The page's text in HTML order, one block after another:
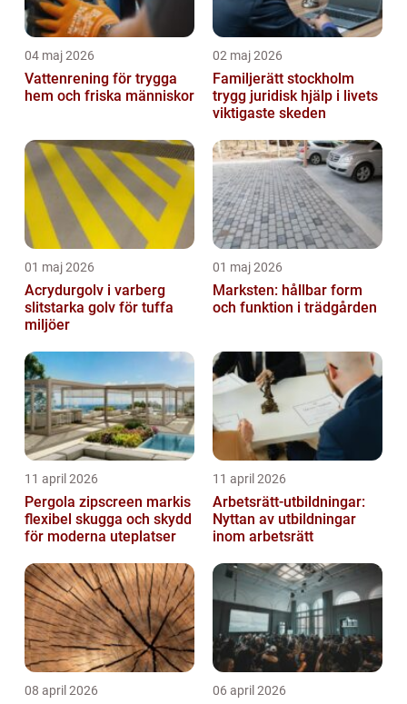
04 maj 2026
Vattenrening för trygga
hem och friska människor
02 maj 2026
Familjerätt stockholm
trygg juridisk hjälp i livets
viktigaste skeden
01 maj 2026
Acrydurgolv i varberg
slitstarka golv för tuffa
miljöer
01 maj 2026
Marksten: hållbar form
och funktion i trädgården
11 april 2026
Pergola zipscreen markis
flexibel skugga och skydd
för moderna uteplatser
11 april 2026
Arbetsrätt-utbildningar:
Nyttan av utbildningar
inom arbetsrätt
08 april 2026 06 april 2026